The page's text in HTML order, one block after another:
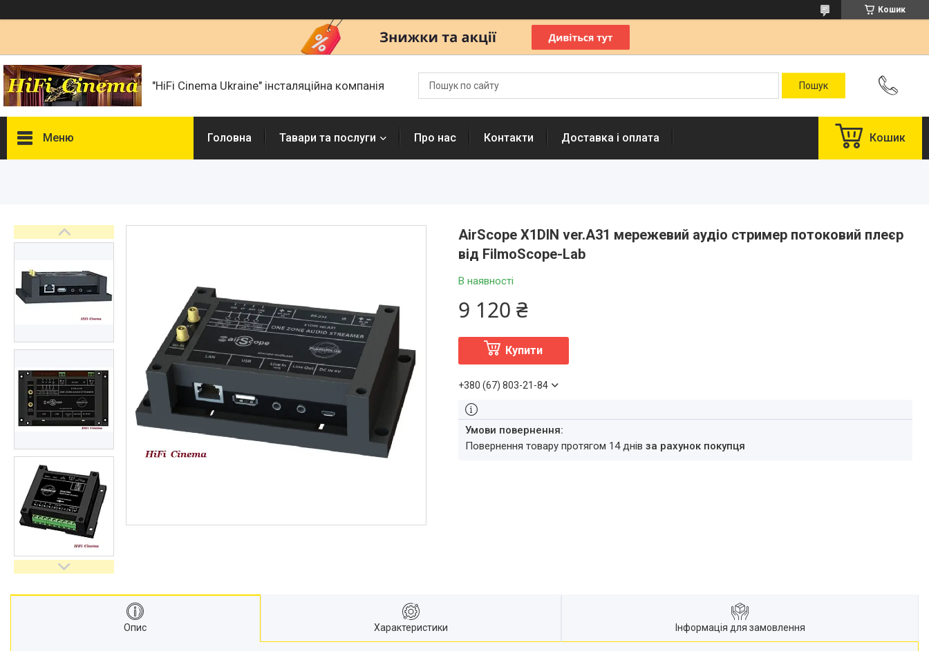
Кошик
"HiFi Cinema Ukraine" інсталяційна компанія
Меню
Презентації і документи
Про нас
Сертифікати і ліцензії
Доставка і оплата
Головна Тавари та послуги Про нас Контакти Доставка і оплата Кошик
AirScope X1DIN ver.A31 мережевий аудіо стример потоковий плеєр
від FilmoScope-Lab
В наявності
9 120 ₴
Купити
+380 (67) 803-21-84
повернення товару протягом 14 днів за рахунок покупця
Опис Характеристики Інформація для замовлення